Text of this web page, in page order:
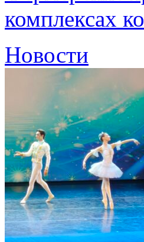
комплексах
Новости